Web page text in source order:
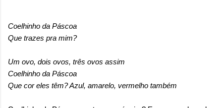
Coelhinho da Páscoa
Que trazes pra mim?
Um ovo, dois ovos, três ovos assim
Coelhinho da Páscoa
Que cor eles têm? Azul, amarelo, vermelho também